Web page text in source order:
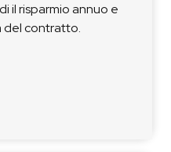
il risparmio annuo e
del contratto.